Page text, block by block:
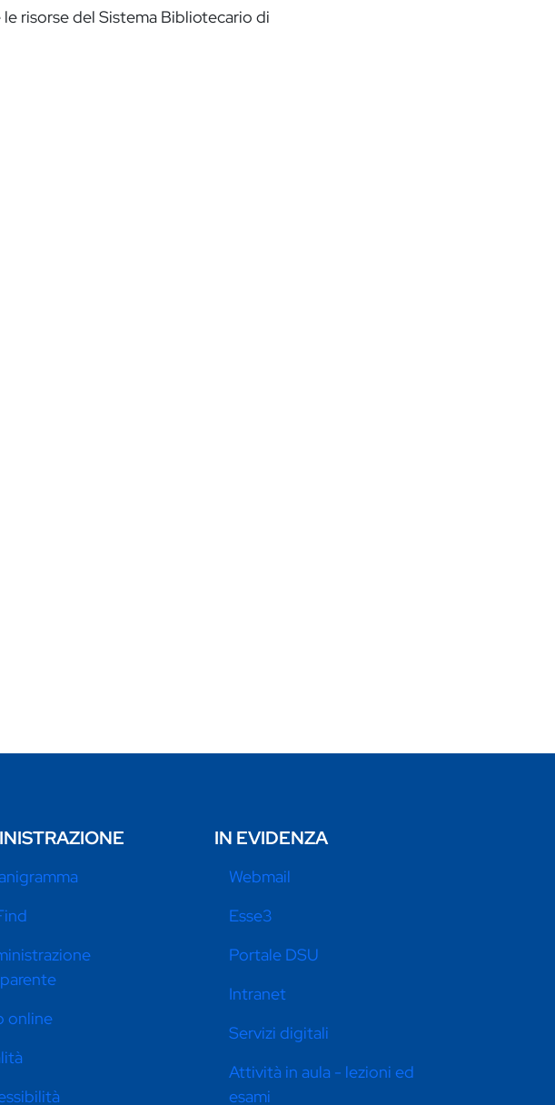
risorse del Sistema Bibliotecario di
online
IN EVIDENZA
Webmail
Esse3
Portale DSU
Intranet
Servizi digitali
Attività in aula - lezioni ed
esami